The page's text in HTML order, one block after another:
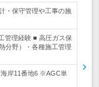
・保守管理や工事の施
管理経験 ■ 高圧ガス保
分野）・各種施工管理
岸11番地6 ※AGC単